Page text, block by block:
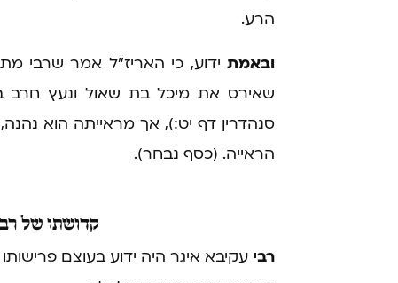
הרע.
ובאמת ידוע, כי האריז"ל אמר שרבי
שאירס את מיכל בת שאול ונעץ חרב
סנהדרין דף יט:), אך מראייתה הוא
הראייה. (כסף נבחר).
קדושתושל
רבי עקיבא איגר היה ידוע בעוצם פ